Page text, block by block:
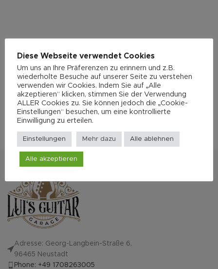
Adresse: Georg-Langbein-Straße 6,
96465 Neustadt
Phone: +49 1708263005
Diese Webseite verwendet Cookies
Um uns an Ihre Präferenzen zu erinnern und z.B.
wiederholte Besuche auf unserer Seite zu verstehen
verwenden wir Cookies. Indem Sie auf „Alle
akzeptieren“ klicken, stimmen Sie der Verwendung
ALLER Cookies zu. Sie können jedoch die „Cookie-
Einstellungen“ besuchen, um eine kontrollierte
Einwilligung zu erteilen.
Einstellungen Mehr dazu Alle ablehnen
Alle akzeptieren